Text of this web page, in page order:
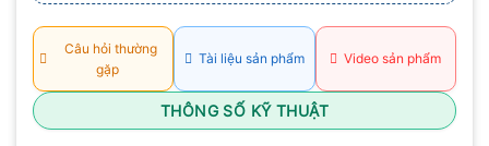
Câu hỏi thường
gặp
Tài liệu sản phẩm Video sản phẩm
THÔNG SỐ KỸ THUẬT